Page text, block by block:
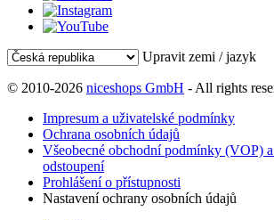
Upravit zemi / jazyk
© 2010-2026 niceshops GmbH - All rights
Impresum a uživatelské podmínky
Ochrana osobních údajů
Všeobecné obchodní podmínky (VOP)
odstoupení
Prohlášení o přístupnosti
Nastavení ochrany osobních údajů